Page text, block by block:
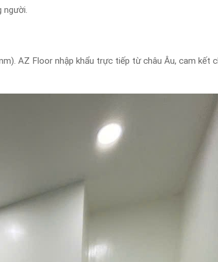
người.
AZ Floor nhập khẩu trực tiếp từ châu Âu, cam kết